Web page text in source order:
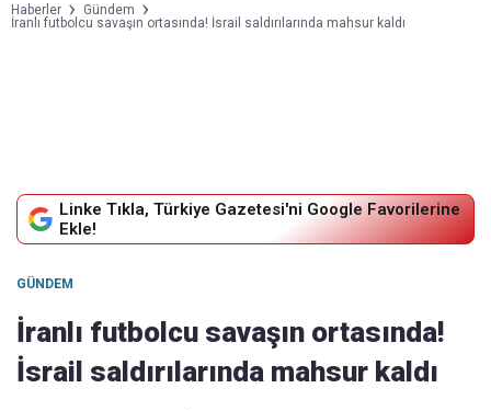
Haberler
Gündem
İranlı futbolcu savaşın ortasında! İsrail saldırılarında mahsur kaldı
Linke Tıkla, Türkiye Gazetesi'ni Google Favorilerine
Ekle!
GÜNDEM
İranlı futbolcu savaşın ortasında!
İsrail saldırılarında mahsur kaldı